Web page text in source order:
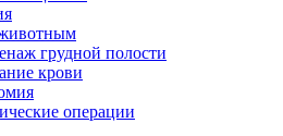
грудной полости
крови
операции